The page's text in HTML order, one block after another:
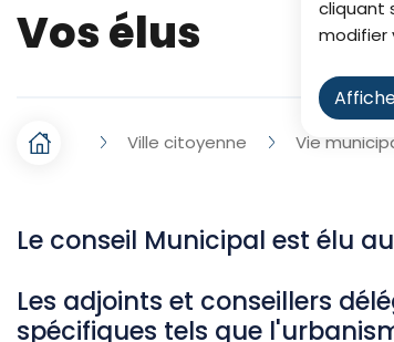
cliquant
modifier
Vos élus
F
l
d
'
Accueil Ville citoyenne Vie
Le conseil Municipal est élu
Les adjoints et conseillers
spécifiques tels que